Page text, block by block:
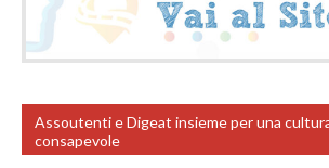
Assoutenti e Digeat insieme per una
consapevole